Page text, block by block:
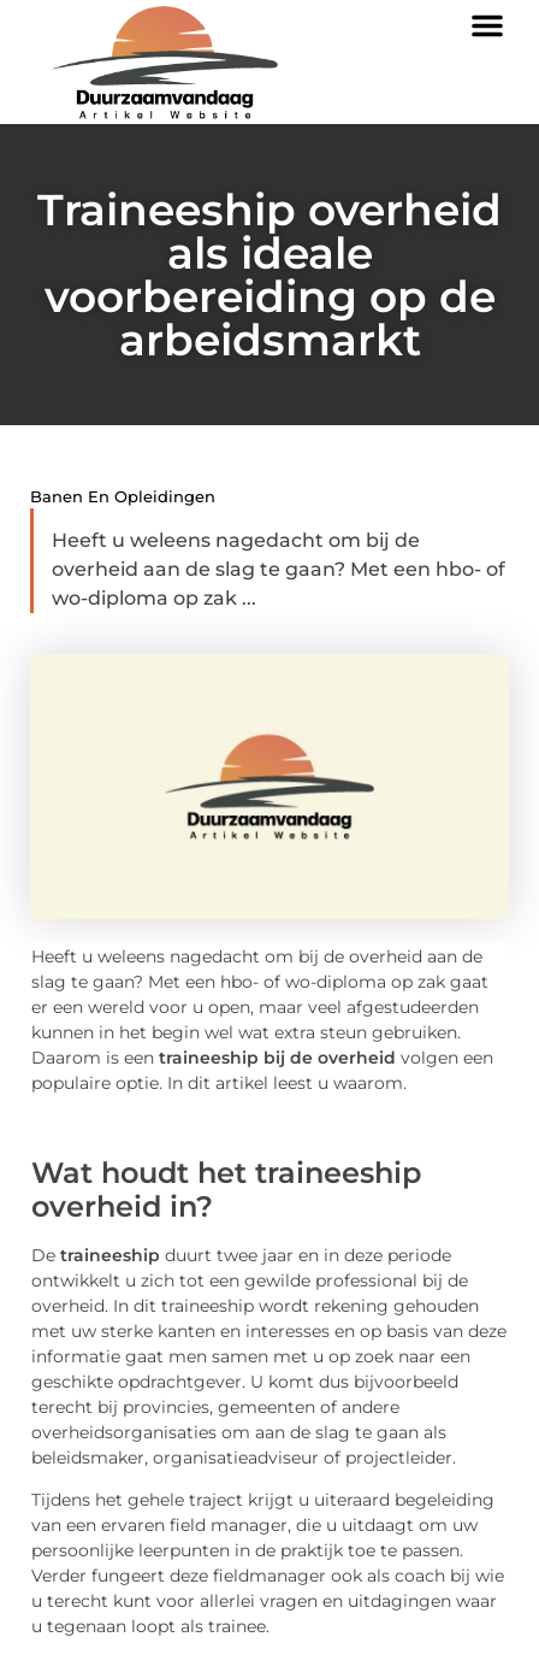
Traineeship overheid
als ideale
voorbereiding op de
arbeidsmarkt
Banen En Opleidingen
Heeft u weleens nagedacht om bij de
overheid aan de slag te gaan? Met een hbo- of
wo-diploma op zak ...
Heeft u weleens nagedacht om bij de overheid aan de
slag te gaan? Met een hbo- of wo-diploma op zak gaat
er een wereld voor u open, maar veel afgestudeerden
kunnen in het begin wel wat extra steun gebruiken.
Daarom is een traineeship bij de overheid volgen een
populaire optie. In dit artikel leest u waarom.
Wat houdt het traineeship
overheid in?
De traineeship duurt twee jaar en in deze periode
ontwikkelt u zich tot een gewilde professional bij de
overheid. In dit traineeship wordt rekening gehouden
met uw sterke kanten en interesses en op basis van deze
informatie gaat men samen met u op zoek naar een
geschikte opdrachtgever. U komt dus bijvoorbeeld
terecht bij provincies, gemeenten of andere
overheidsorganisaties om aan de slag te gaan als
beleidsmaker, organisatieadviseur of projectleider.
Tijdens het gehele traject krijgt u uiteraard begeleiding
van een ervaren field manager, die u uitdaagt om uw
persoonlijke leerpunten in de praktijk toe te passen.
Verder fungeert deze fieldmanager ook als coach bij wie
u terecht kunt voor allerlei vragen en uitdagingen waar
u tegenaan loopt als trainee.